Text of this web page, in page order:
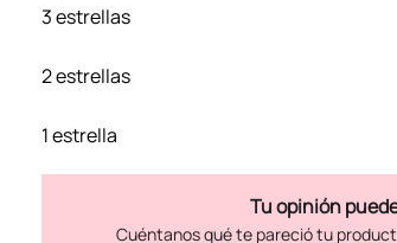
3 estrellas
2 estrellas
1 estrella